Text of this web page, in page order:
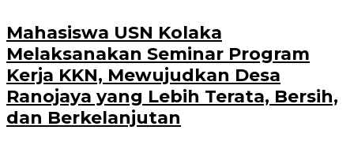
Mahasiswa USN Kolaka
Melaksanakan Seminar Program
Kerja KKN, Mewujudkan Desa
Ranojaya yang Lebih Terata, Bersih,
dan Berkelanjutan